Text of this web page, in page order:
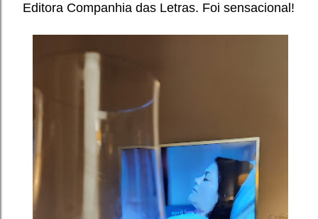
Editora Companhia das Letras. Foi sensacional!